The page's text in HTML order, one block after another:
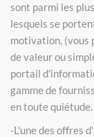
sont parmi les
lesquels se
motivation, (vous
de valeur ou
portail
gamme de
en toute quiétude.
-L'une des offres